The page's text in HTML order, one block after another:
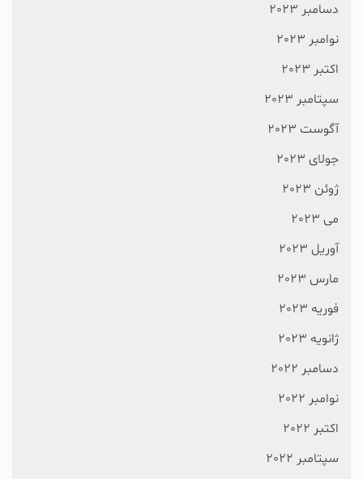
دسامبر 2023
نوامبر 2023
اکتبر 2023
سپتامبر 2023
آگوست 2023
جولای 2023
ژوئن 2023
می 2023
آوریل 2023
مارس 2023
فوریه 2023
ژانویه 2023
دسامبر 2022
نوامبر 2022
اکتبر 2022
سپتامبر 2022